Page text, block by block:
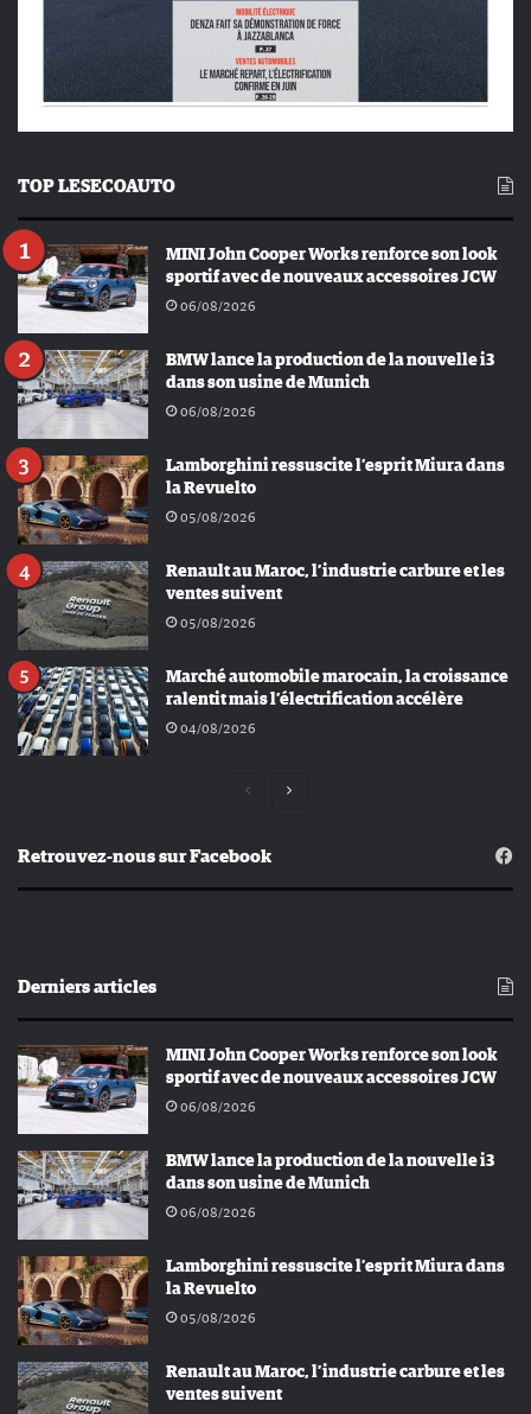
TOP LESECOAUTO
MINI John Cooper Works renforce son look
sportif avec de nouveaux accessoires JCW
06/08/2026
BMW lance la production de la nouvelle i3
dans son usine de Munich
06/08/2026
Lamborghini ressuscite l’esprit Miura dans
la Revuelto
05/08/2026
Renault au Maroc, l’industrie carbure et les
ventes suivent
05/08/2026
Marché automobile marocain, la croissance
ralentit mais l’électrification accélère
04/08/2026
Page
Page
Retrouvez-nous sur Facebook
Derniers articles
MINI John Cooper Works renforce son look
sportif avec de nouveaux accessoires JCW
06/08/2026
BMW lance la production de la nouvelle i3
dans son usine de Munich
06/08/2026
Lamborghini ressuscite l’esprit Miura dans
la Revuelto
05/08/2026
Renault au Maroc, l’industrie carbure et les
ventes suivent